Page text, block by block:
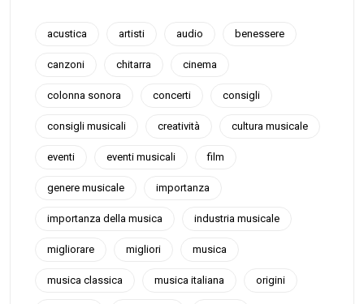
acustica artisti audio benessere
canzoni chitarra cinema
colonna sonora concerti consigli
consigli musicali creatività cultura musicale
eventi eventi musicali film
genere musicale importanza
importanza della musica industria musicale
migliorare migliori musica
musica classica musica italiana origini